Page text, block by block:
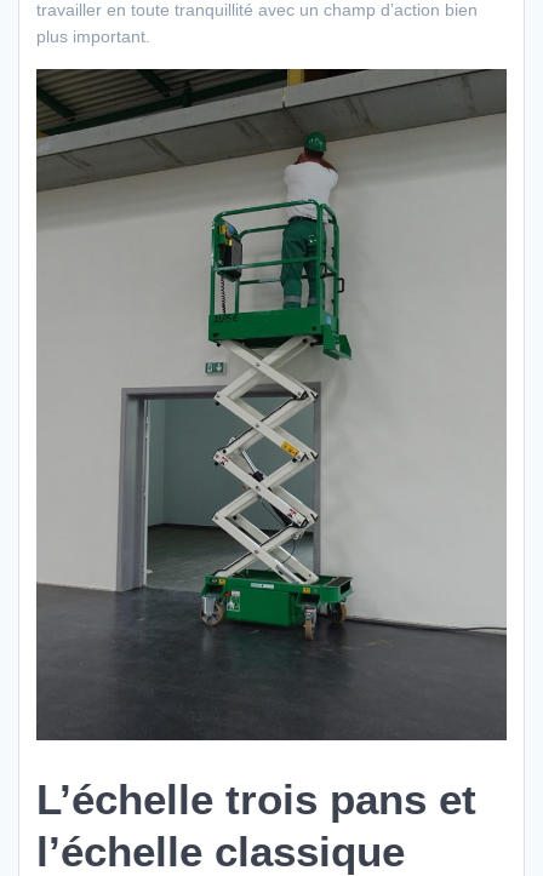
travailler en toute tranquillité avec un champ d’action bien
plus important.
L’échelle trois pans et
l’échelle classique